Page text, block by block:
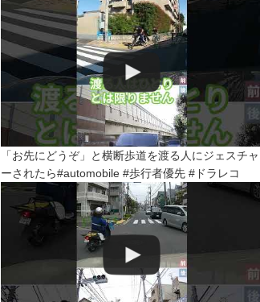
「お先にどうぞ」と横断歩道を渡る人にジェスチャ
ーされたら#automobile #歩行者優先 #ドラレコ